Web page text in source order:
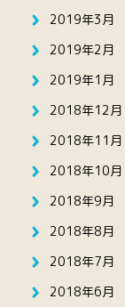
2019年3月
2019年2月
2019年1月
2018年12月
2018年11月
2018年10月
2018年9月
2018年8月
2018年7月
2018年6月